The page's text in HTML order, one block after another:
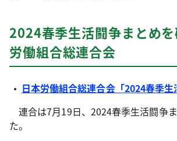
2024春季生活闘争まとめ
労働組合総連合会
日本労働組合総連合会「2024春季生
連合は7月19日、2024春季生活闘争
た。